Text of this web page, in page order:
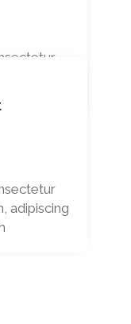
adipiscing